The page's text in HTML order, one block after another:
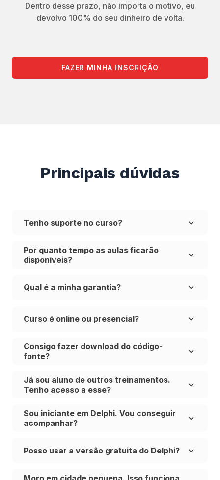
Dentro desse prazo, não importa o motivo, eu
devolvo 100% do seu dinheiro de volta.
FAZER MINHA INSCRIÇÃO
Principais dúvidas
Tenho suporte no curso?
Por quanto tempo as aulas ficarão
disponíveis?
Qual é a minha garantia?
Curso é online ou presencial?
Consigo fazer download do código-
fonte?
Já sou aluno de outros treinamentos.
Tenho acesso a esse?
Sou iniciante em Delphi. Vou conseguir
acompanhar?
Posso usar a versão gratuita do Delphi?
Moro em cidade pequena. Isso funciona